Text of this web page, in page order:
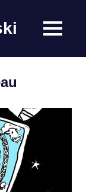
MENÜ